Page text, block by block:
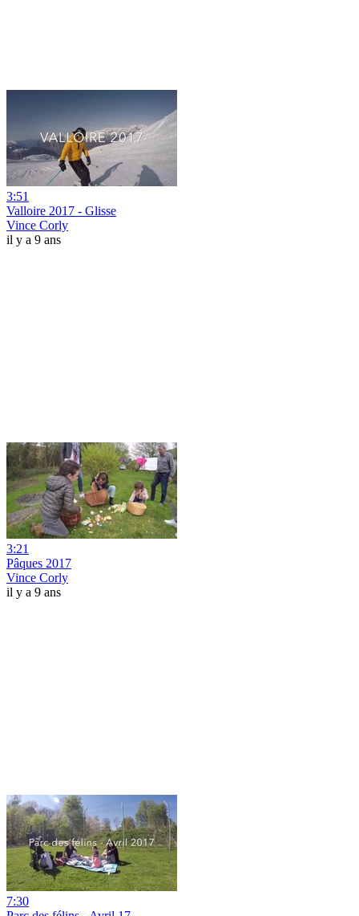
3:51
Valloire 2017 - Glisse
Vince Corly
il y a 9 ans
3:21
Pâques 2017
Vince Corly
il y a 9 ans
7:30